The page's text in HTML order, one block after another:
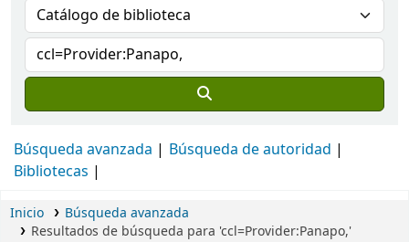
Búsqueda avanzada
Búsqueda de autoridad
Bibliotecas
Inicio
Búsqueda avanzada
Resultados de búsqueda para 'ccl=Provider:Panapo,'